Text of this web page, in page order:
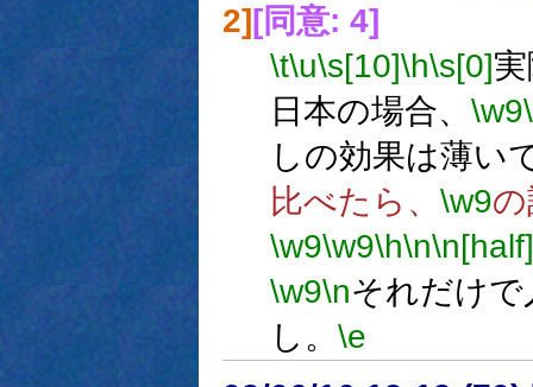
2][同意: 4]
\t\u\s[10]\h\s[0]
日本の場合、 \w9
しの効果は薄い
比べたら、 \w9
\w9\w9\h\n\n[half]
\w9\nそれだけ
し。 \e